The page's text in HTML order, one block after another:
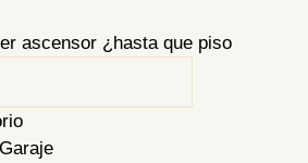
ascensor ¿hasta que piso